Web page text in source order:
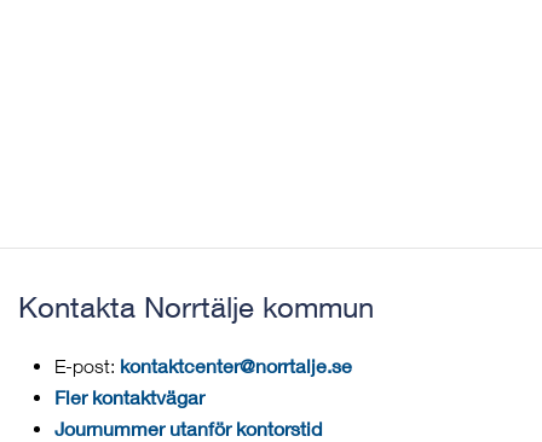
Kontakta Norrtälje kommun
E-post: kontaktcenter@norrtalje.se
Fler kontaktvägar
Journummer utanför kontorstid